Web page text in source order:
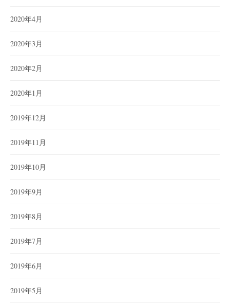
2020年4月
2020年3月
2020年2月
2020年1月
2019年12月
2019年11月
2019年10月
2019年9月
2019年8月
2019年7月
2019年6月
2019年5月